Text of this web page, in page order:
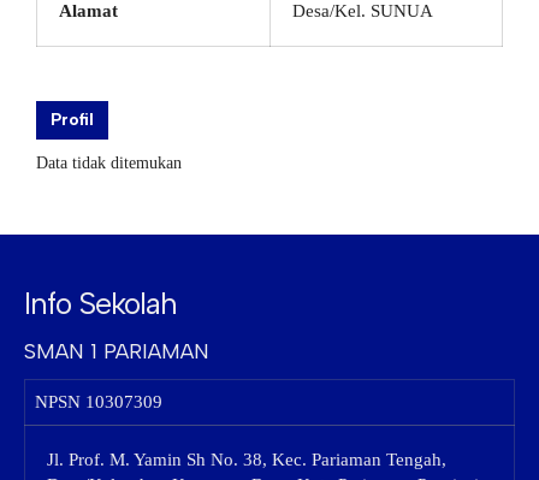
Alamat Desa/Kel. SUNUA
Profil
Data tidak ditemukan
Info Sekolah
SMAN 1 PARIAMAN
NPSN 10307309
Jl. Prof. M. Yamin Sh No. 38, Kec. Pariaman Tengah,